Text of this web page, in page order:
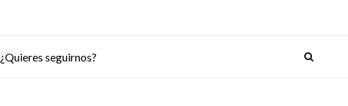
¿Quieres seguirnos?